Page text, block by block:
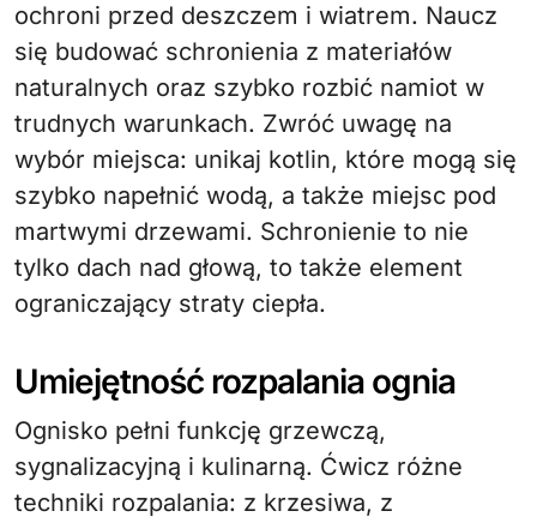
ochroni przed deszczem i wiatrem. Naucz
się budować schronienia z materiałów
naturalnych oraz szybko rozbić namiot w
trudnych warunkach. Zwróć uwagę na
wybór miejsca: unikaj kotlin, które mogą się
szybko napełnić wodą, a także miejsc pod
martwymi drzewami. Schronienie to nie
tylko dach nad głową, to także element
ograniczający straty ciepła.
Umiejętność rozpalania ognia
Ognisko pełni funkcję grzewczą,
sygnalizacyjną i kulinarną. Ćwicz różne
techniki rozpalania: z krzesiwa, z